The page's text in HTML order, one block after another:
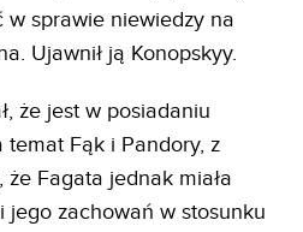
w sprawie niewiedzy na
Ujawnił ją Konopskyy.
że jest w posiadaniu
temat Fąk i Pandory, z
Fagata jednak miała
jego zachowań w stosunku